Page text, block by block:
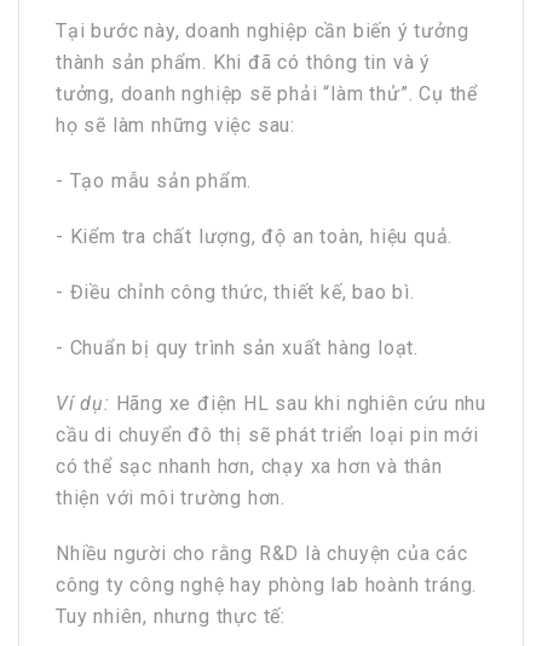
Tại bước này, doanh nghiệp cần biến ý tưởng
thành sản phẩm. Khi đã có thông tin và ý
tưởng, doanh nghiệp sẽ phải “làm thử”. Cụ thể
họ sẽ làm những việc sau:
- Tạo mẫu sản phẩm.
- Kiểm tra chất lượng, độ an toàn, hiệu quả.
- Điều chỉnh công thức, thiết kế, bao bì.
- Chuẩn bị quy trình sản xuất hàng loạt.
Ví dụ: Hãng xe điện HL sau khi nghiên cứu nhu
cầu di chuyển đô thị sẽ phát triển loại pin mới
có thể sạc nhanh hơn, chạy xa hơn và thân
thiện với môi trường hơn.
Nhiều người cho rằng R&D là chuyện của các
công ty công nghệ hay phòng lab hoành tráng.
Tuy nhiên, nhưng thực tế: